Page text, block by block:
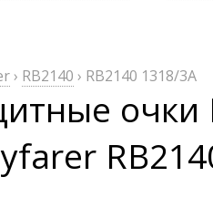
› RB2140 › RB2140 1318/3A
очки